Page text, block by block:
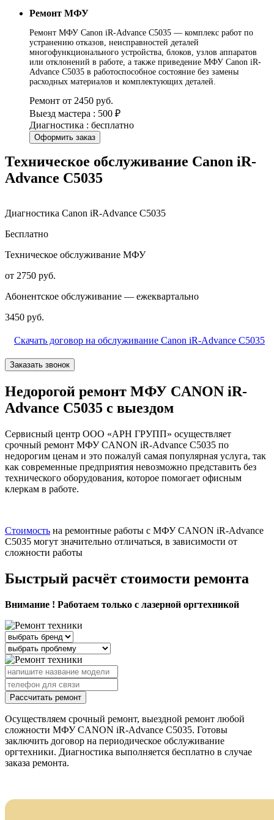
Ремонт МФУ
Ремонт МФУ Canon iR-Advance C5035 — комплекс работ по
устранению отказов, неисправностей деталей
многофункционального устройства, блоков, узлов аппаратов
или отклонений в работе, а также приведение МФУ Canon iR-
Advance C5035 в работоспособное состояние без замены
расходных материалов и комплектующих деталей.
Ремонт от 2450 руб.
Выезд мастера : 500 ₽
Диагностика : бесплатно
Оформить заказ
Техническое обслуживание Canon iR-
Advance C5035
Диагностика Canon iR-Advance C5035
Бесплатно
Техническое обслуживание МФУ
от 2750 руб.
Абонентское обслуживание — ежеквартально
3450 руб.
Скачать договор на обслуживание Canon iR-Advance C5035
Заказать звонок
Недорогой ремонт МФУ CANON iR-
Advance C5035 с выездом
Сервисный центр ООО «АРН ГРУПП» осуществляет
срочный ремонт МФУ CANON iR-Advance C5035 по
недорогим ценам и это пожалуй самая популярная услуга, так
как современные предприятия невозможно представить без
технического оборудования, которое помогает офисным
клеркам в работе.
Стоимость на ремонтные работы с МФУ CANON iR-Advance
C5035 могут значительно отличаться, в зависимости от
сложности работы
Быстрый расчёт стоимости ремонта
Внимание ! Работаем только с лазерной оргтехникой
Рассчитать ремонт
Осуществляем срочный ремонт, выездной ремонт любой
сложности МФУ CANON iR-Advance C5035. Готовы
заключить договор на периодическое обслуживание
оргтехники. Диагностика выполняется бесплатно в случае
заказа ремонта.